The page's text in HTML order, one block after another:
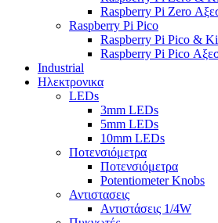
Raspberry Pi Zero
Raspberry Pi Pico
Raspberry Pi Pico &
Raspberry Pi Pico
Industrial
Ηλεκτρονικα
LEDs
3mm LEDs
5mm LEDs
10mm LEDs
Ποτενσιόμετρα
Ποτενσιόμετρα
Potentiometer Knobs
Αντιστασεις
Αντιστάσεις 1/4W